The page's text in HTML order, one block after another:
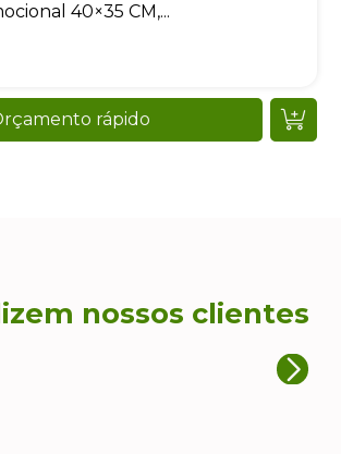
40×35 CM,...
rápido
nossos clientes